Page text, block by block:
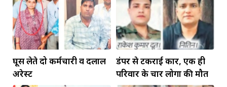
घूस लेते दो कर्मचारी व दलाल
अरेस्ट
डंपर से टकराई कार, एक ही
परिवार के चार लोगों की मौत